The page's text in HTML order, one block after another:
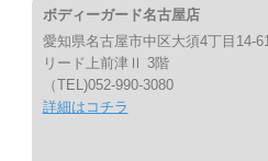
ボディーガード名古屋店
愛知県名古屋市中区大須4丁目14-
リード上前津Ⅱ 3階
（TEL)052-990-3080
詳細はコチラ